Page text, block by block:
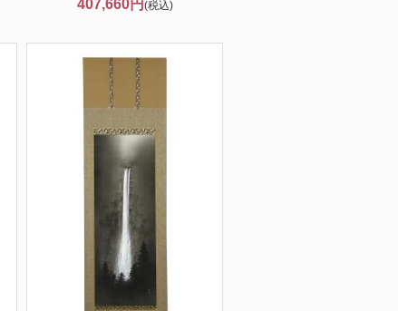
407,660円 (税込)